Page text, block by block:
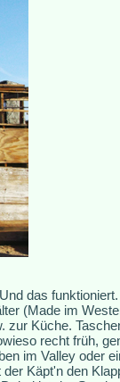
das
(Made im
zur Küche.
recht früh,
im Valley oder
Käpt'n den